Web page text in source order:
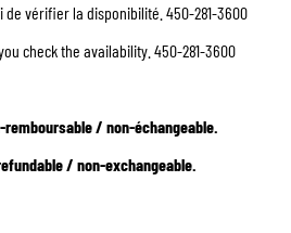
vérifier la disponibilité. 450-281-3600
check the availability. 450-281-3600
remboursable / non-échangeable.
/ non-exchangeable.